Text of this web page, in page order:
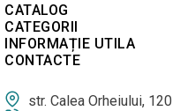
CATALOG
CATEGORII
INFORMAȚIE UTILA
CONTACTE
str. Calea Orheiului, 120